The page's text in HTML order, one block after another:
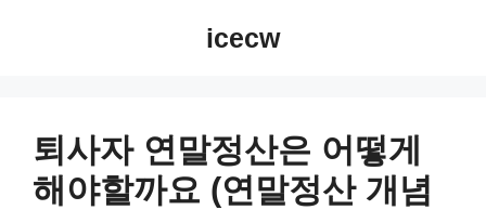
icecw
퇴사자 연말정산은 어떻게
해야할까요 (연말정산 개념